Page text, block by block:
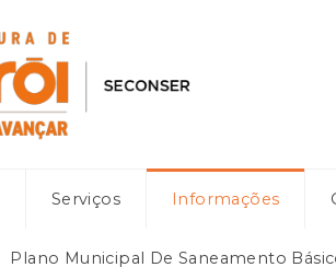
Serviços Informações
Plano Municipal De Saneamento